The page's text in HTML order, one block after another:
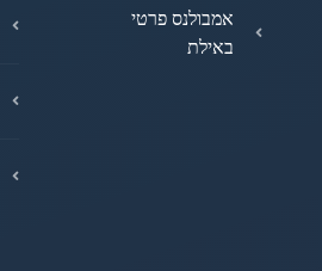
אמבולנס פרטי
באילת